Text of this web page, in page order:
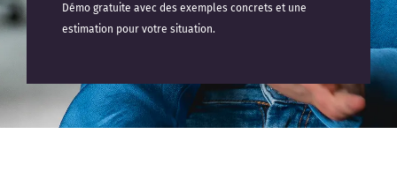
Démo gratuite avec des exemples concrets et une
estimation pour votre situation.